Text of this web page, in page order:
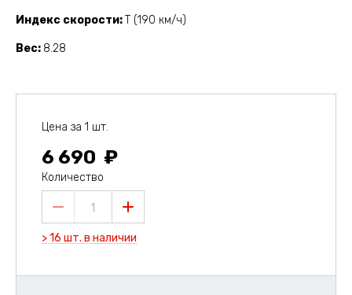
Индекс скорости T (190 км/ч)
Вес 8.28
Цена за 1 шт.
6 690
Количество
1
> 16 шт. в наличии